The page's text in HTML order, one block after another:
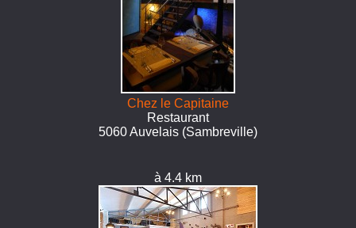
Chez le Capitaine
Restaurant
5060 Auvelais (Sambreville)
à 4.4 km